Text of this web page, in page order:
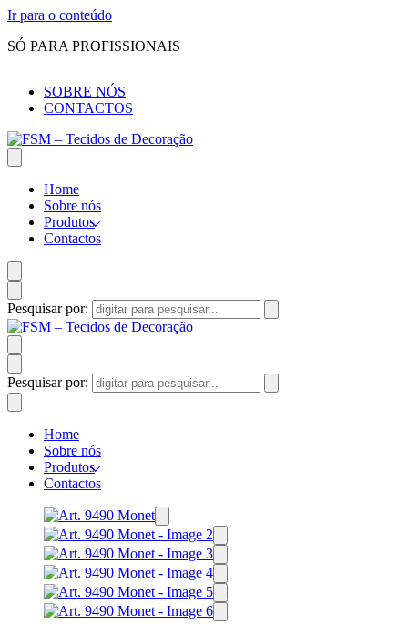
Ir para o conteúdo
SÓ PARA PROFISSIONAIS
SOBRE NÓS
CONTACTOS
Home
Sobre nós
Produtos
Contactos
Pesquisar por:
Pesquisar por:
Home
Sobre nós
Produtos
Contactos